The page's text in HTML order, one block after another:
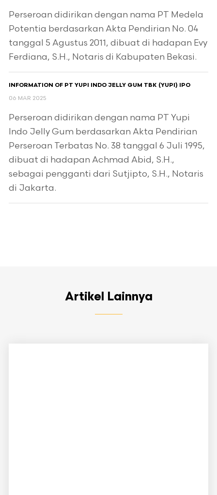
Perseroan didirikan dengan nama PT Medela
Potentia berdasarkan Akta Pendirian No. 04
tanggal 5 Agustus 2011, dibuat di hadapan Evy
Ferdiana, S.H., Notaris di Kabupaten Bekasi.
INFORMATION OF PT YUPI INDO JELLY GUM TBK (YUPI) IPO
06 MAR 2025
Perseroan didirikan dengan nama PT Yupi
Indo Jelly Gum berdasarkan Akta Pendirian
Perseroan Terbatas No. 38 tanggal 6 Juli 1995,
dibuat di hadapan Achmad Abid, S.H.,
sebagai pengganti dari Sutjipto, S.H., Notaris
di Jakarta.
Artikel Lainnya